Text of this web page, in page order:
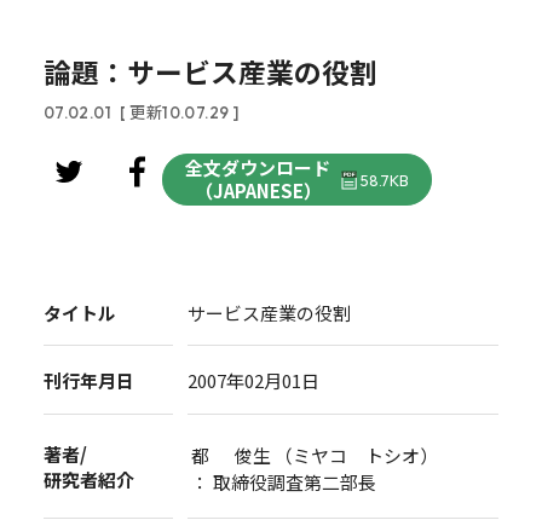
論題：サービス産業の役割
07.02.01 [ 更新10.07.29 ]
全文ダウンロード
（JAPANESE）
58.7KB
タイトル サービス産業の役割
刊行年月日 2007年02月01日
著者/
研究者紹介
都 俊生 （ミヤコ トシオ）
： 取締役調査第二部長